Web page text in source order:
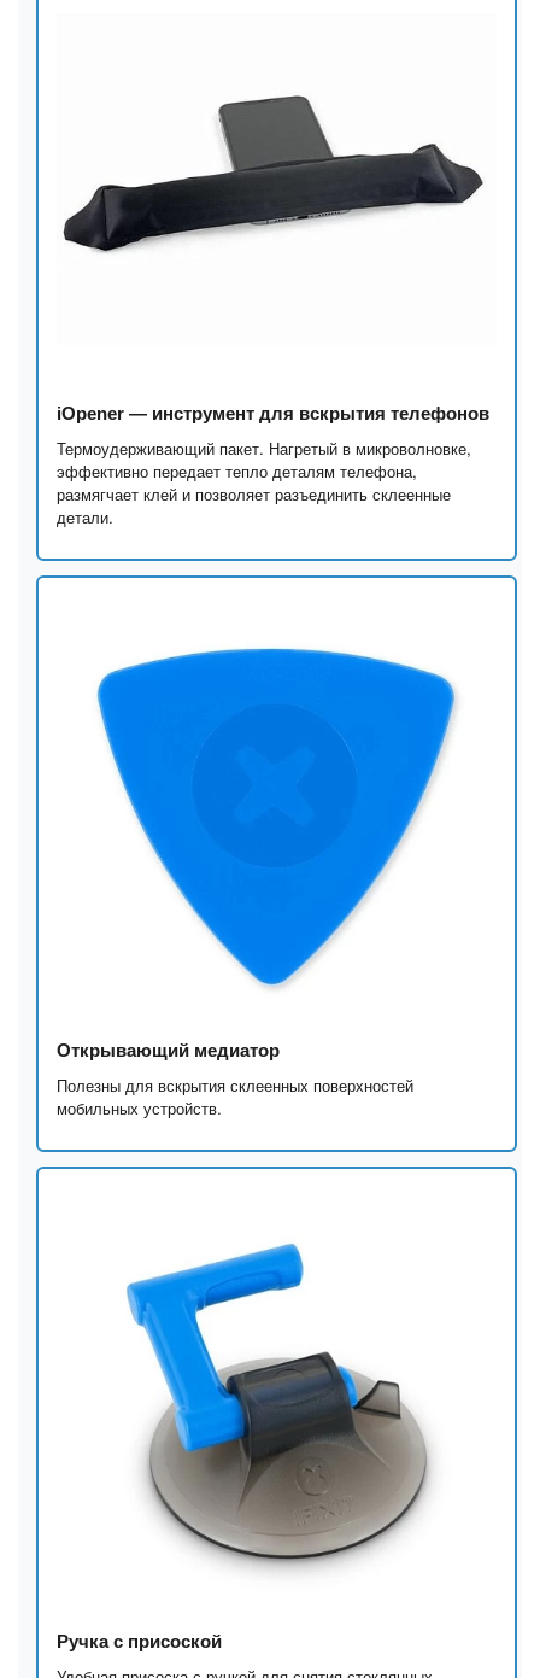
iOpener — инструмент для вскрытия телефонов
Термоудерживающий пакет. Нагретый в микроволновке,
эффективно передает тепло деталям телефона,
размягчает клей и позволяет разъединить склеенные
детали.
Открывающий медиатор
Полезны для вскрытия склеенных поверхностей
мобильных устройств.
Ручка с присоской